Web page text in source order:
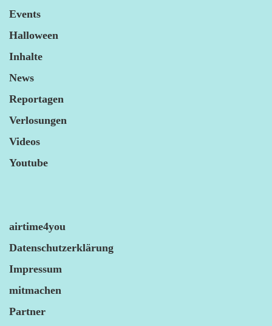
Events
Halloween
Inhalte
News
Reportagen
Verlosungen
Videos
Youtube
airtime4you
Datenschutzerklärung
Impressum
mitmachen
Partner